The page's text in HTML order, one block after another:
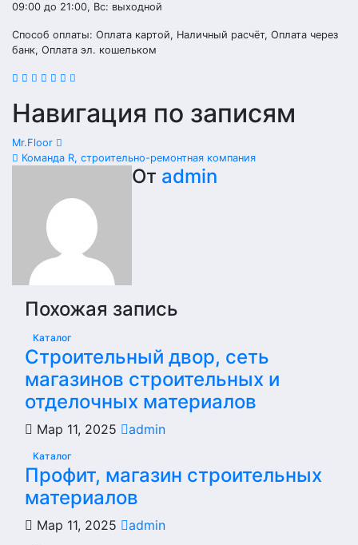
09:00 до 21:00, Вс: выходной
Способ оплаты: Оплата картой, Наличный расчёт, Оплата через
банк, Оплата эл. кошельком
Навигация по записям
Mr.Floor
Команда R, строительно-ремонтная компания
От admin
Похожая запись
Каталог
Строительный двор, сеть
магазинов строительных и
отделочных материалов
Мар 11, 2025 admin
Каталог
Профит, магазин строительных
материалов
Мар 11, 2025 admin